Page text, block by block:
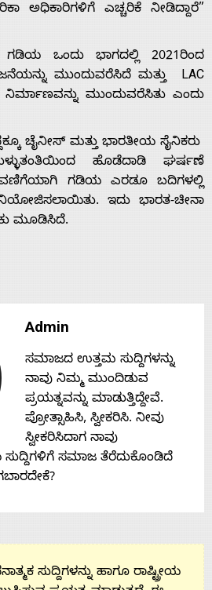
ಅಧಿಕಾರಿಗಳಿಗೆ ಎಚ್ಚರಿಕೆ ನೀಡಿದ್ದಾರೆ”
ಗಡಿಯ ಒಂದು ಭಾಗದಲ್ಲಿ 2021ರಿಂದ
ಮುಂದುವರೆಸಿದೆ ಮತ್ತು LAC
ಮುಂದುವರೆಸಿತು ಎಂದು
ಚೈನೀಸ್ ಮತ್ತು ಭಾರತೀಯ ಸೈನಿಕರು
ಹೊಡೆದಾಡಿ ಘರ್ಷಣೆ
ಗಡಿಯ ಎರಡೂ ಬದಿಗಳಲ್ಲಿ
ನಿಯೋಜಿಸಲಾಯಿತು. ಇದು ಭಾರತ-ಚೀನಾ
ಮೂಡಿಸಿದೆ.
Admin
ಸಮಾಜದ ಉತ್ತಮ ಸುದ್ದಿಗಳನ್ನು
ನಾವು ನಿಮ್ಮ ಮುಂದಿಡುವ
ಪ್ರಯತ್ನವನ್ನು ಮಾಡುತ್ತಿದ್ದೇವೆ.
ಪ್ರೋತ್ಸಾಹಿಸಿ, ಸ್ವೀಕರಿಸಿ. ನೀವು
ಸ್ವೀಕರಿಸಿದಾಗ ನಾವು
ಸಮಾಜ ತೆರೆದುಕೊಂಡಿದೆ
ಸುದ್ದಿಗಳನ್ನು ಹಾಗೂ ರಾಷ್ಟ್ರೀಯ